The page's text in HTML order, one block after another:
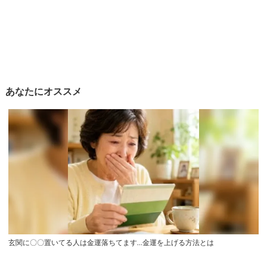
あなたにオススメ
玄関に〇〇置いてる人は金運落ちてます…金運を上げる方法とは